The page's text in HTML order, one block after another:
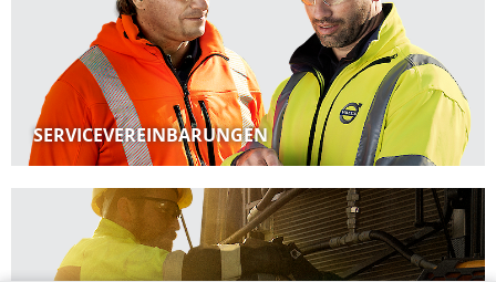
SERVICEVEREINBARUNGEN